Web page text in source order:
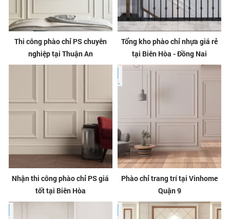
Thi công phào chỉ PS chuyên
nghiệp tại Thuận An
Tổng kho phào chỉ nhựa giá rẻ
tại Biên Hòa - Đồng Nai
Nhận thi công phào chỉ PS giá
tốt tại Biên Hòa
Phào chỉ trang trí tại Vinhome
Quận 9